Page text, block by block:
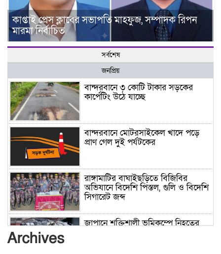
কাপ্তাই প্রেস ক্লাবের সভাপতি মাহফুজ, সম্পাদক রিপন
মারমা নির্বাচিত
সর্বশেষ
জনপ্রিয়
বান্দরবানে ৩ কোটি টাকার সড়কের
কার্পেটিং উঠে যাচ্ছে
বান্দরবানে মোটরসাইকেল খাদে পড়ে
প্রাণ গেল দুই পর্যটকের
রাঙ্গামাটির বাঘাইছড়িতে বিজিবির
অভিযানে বিদেশি পিস্তল, গুলি ও বিদেশি
সিগারেট জব্দ
জাপানে শক্তিশালী ভূমিকম্পে নিহতের
Archives